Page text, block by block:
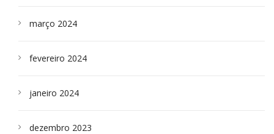
março 2024
fevereiro 2024
janeiro 2024
dezembro 2023